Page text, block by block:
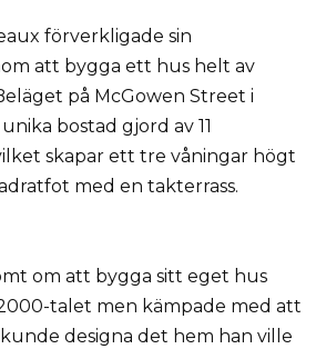
förverkligade sin
att bygga ett hus helt av
på McGowen Street i
bostad gjord av 11
skapar ett tre våningar högt
med en takterrass.
om att bygga sitt eget hus
talet men kämpade med att
designa det hem han ville